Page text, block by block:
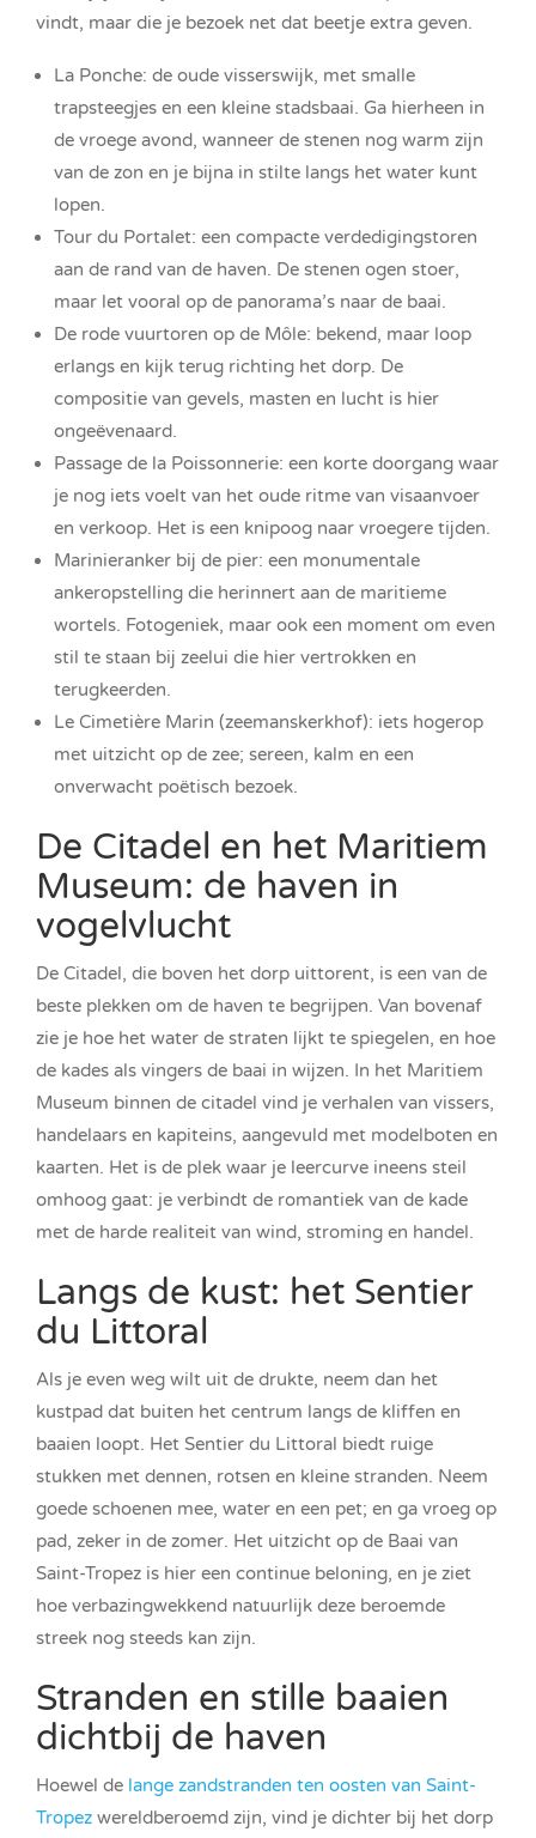
vindt, maar die je bezoek net dat beetje extra geven.
La Ponche: de oude visserswijk, met smalle
trapsteegjes en een kleine stadsbaai. Ga hierheen in
de vroege avond, wanneer de stenen nog warm zijn
van de zon en je bijna in stilte langs het water kunt
lopen.
Tour du Portalet: een compacte verdedigingstoren
aan de rand van de haven. De stenen ogen stoer,
maar let vooral op de panorama’s naar de baai.
De rode vuurtoren op de Môle: bekend, maar loop
erlangs en kijk terug richting het dorp. De
compositie van gevels, masten en lucht is hier
ongeëvenaard.
Passage de la Poissonnerie: een korte doorgang waar
je nog iets voelt van het oude ritme van visaanvoer
en verkoop. Het is een knipoog naar vroegere tijden.
Marinieranker bij de pier: een monumentale
ankeropstelling die herinnert aan de maritieme
wortels. Fotogeniek, maar ook een moment om even
stil te staan bij zeelui die hier vertrokken en
terugkeerden.
Le Cimetière Marin (zeemanskerkhof): iets hogerop
met uitzicht op de zee; sereen, kalm en een
onverwacht poëtisch bezoek.
De Citadel en het Maritiem
Museum: de haven in
vogelvlucht
De Citadel, die boven het dorp uittorent, is een van de
beste plekken om de haven te begrijpen. Van bovenaf
zie je hoe het water de straten lijkt te spiegelen, en hoe
de kades als vingers de baai in wijzen. In het Maritiem
Museum binnen de citadel vind je verhalen van vissers,
handelaars en kapiteins, aangevuld met modelboten en
kaarten. Het is de plek waar je leercurve ineens steil
omhoog gaat: je verbindt de romantiek van de kade
met de harde realiteit van wind, stroming en handel.
Langs de kust: het Sentier
du Littoral
Als je even weg wilt uit de drukte, neem dan het
kustpad dat buiten het centrum langs de kliffen en
baaien loopt. Het Sentier du Littoral biedt ruige
stukken met dennen, rotsen en kleine stranden. Neem
goede schoenen mee, water en een pet; en ga vroeg op
pad, zeker in de zomer. Het uitzicht op de Baai van
Saint-Tropez is hier een continue beloning, en je ziet
hoe verbazingwekkend natuurlijk deze beroemde
streek nog steeds kan zijn.
Stranden en stille baaien
dichtbij de haven
Hoewel de lange zandstranden ten oosten van Saint-
Tropez wereldberoemd zijn, vind je dichter bij het dorp